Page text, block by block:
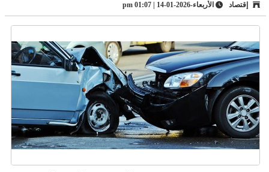
إقتصاد الأربعاء-2026-01-14 | 01:07 pm